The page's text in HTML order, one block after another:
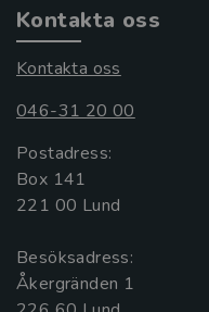
Kontakta oss
Kontakta oss
046-31 20 00
Postadress:
Box 141
221 00 Lund
Besöksadress:
Åkergränden 1